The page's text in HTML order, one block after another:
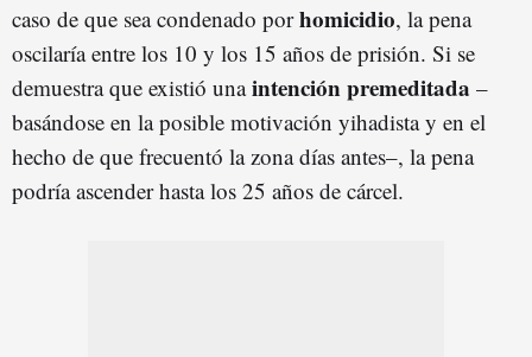
caso de que sea condenado porhomicidio, la pena
oscilaría entre los 10 y los 15 años de prisión. Si se
demuestra que existió unaintención premeditada –
basándose en la posible motivación yihadista y en el
hecho de que frecuentó la zona días antes–, la pena
podría ascender hasta los 25 años de cárcel.